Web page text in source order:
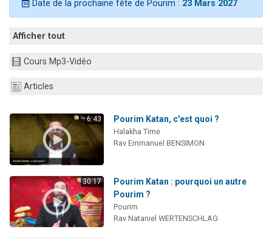
Date de la prochaine fête de Pourim : 23 Mars 2027
Afficher tout
Cours Mp3-Vidéo
Articles
6:43 Pourim Katan, c'est quoi ?
Halakha Time
Rav Emmanuel BENSIMON
30:17
Pourim Katan : pourquoi un autre
Pourim ?
Pourim
Rav Nataniel WERTENSCHLAG